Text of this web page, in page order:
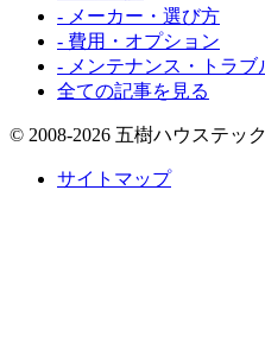
- メーカー・選び方
- 費用・オプション
- メンテナンス・トラブ
全ての記事を見る
© 2008-2026 五樹ハウステッ
サイトマップ